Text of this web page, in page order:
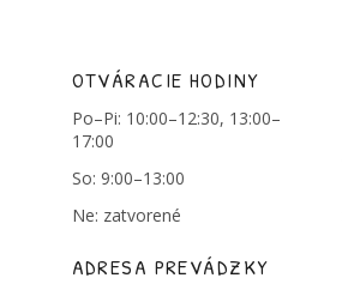
OTVÁRACIE HODINY
Po–Pi: 10:00–12:30, 13:00–
17:00
So: 9:00–13:00
Ne: zatvorené
ADRESA PREVÁDZKY